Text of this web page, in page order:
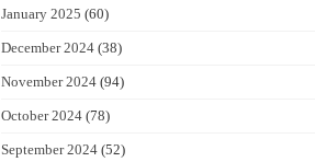
January 2025 (60)
December 2024 (38)
November 2024 (94)
October 2024 (78)
September 2024 (52)